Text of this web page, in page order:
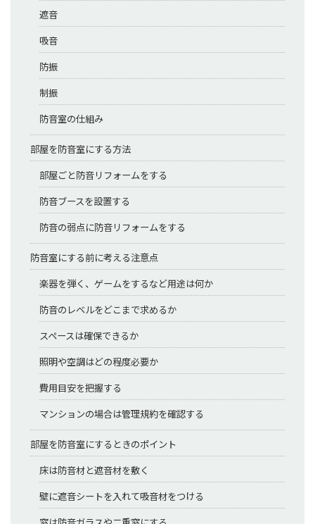
遮音
吸音
防振
制振
防音室の仕組み
部屋を防音室にする方法
部屋ごと防音リフォームをする
防音ブースを設置する
防音の弱点に防音リフォームをする
防音室にする前に考える注意点
楽器を弾く、ゲームをするなど用途は何か
防音のレベルをどこまで求めるか
スペースは確保できるか
照明や空調はどの程度必要か
費用目安を把握する
マンションの場合は管理規約を確認する
部屋を防音室にするときのポイント
床は防音材と遮音材を敷く
壁に遮音シートを入れて吸音材をつける